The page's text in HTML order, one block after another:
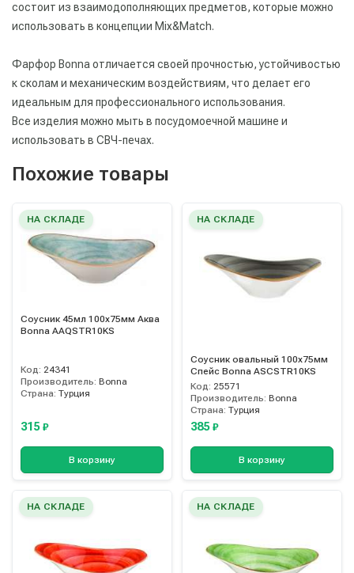
состоит из взаимодополняющих предметов, которые можно
использовать в концепции Mix&Match.
Фарфор Bonna отличается своей прочностью, устойчивостью
к сколам и механическим воздействиям, что делает его
идеальным для профессионального использования.
Все изделия можно мыть в посудомоечной машине и
использовать в СВЧ-печах.
Похожие товары
НА СКЛАДЕ
Соусник 45мл 100х75мм Аква
Bonna AAQSTR10KS
Код: 24341
Производитель: Bonna
Страна: Турция
315 ₽
В корзину
НА СКЛАДЕ
Соусник овальный 100х75мм
Спейс Bonna ASCSTR10KS
Код: 25571
Производитель: Bonna
Страна: Турция
385 ₽
В корзину
НА СКЛАДЕ НА СКЛАДЕ